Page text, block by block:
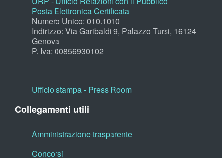
Posta Elettronica Certificata
Numero Unico: 010.1010
Indirizzo: Via Garibaldi 9, Palazzo Tursi, 16124
Genova
P. Iva: 00856930102
Ufficio stampa - Press Room
Collegamenti utili
Amministrazione trasparente
Concorsi